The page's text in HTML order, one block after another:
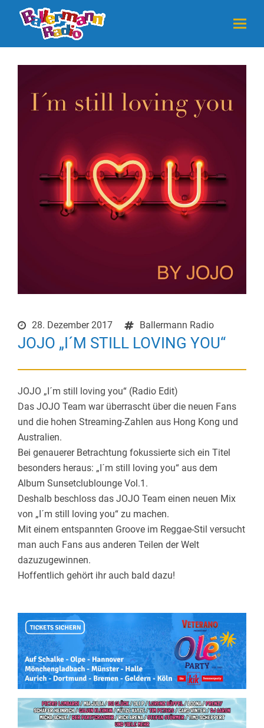
28. Dezember 2017 Ballermann Radio
JOJO „I´M STILL LOVING YOU“
JOJO „I´m still loving you“ (Radio Edit)
Das JOJO Team war überrascht über die neuen Fans
und die hohen Streaming-Zahlen aus Hong Kong und
Australien.
Bei genauerer Betrachtung fokussierte sich ein Titel
besonders heraus: „I´m still loving you“ aus dem
Album Sunsetclublounge Vol.1.
Deshalb beschloss das JOJO Team einen neuen Mix
von „I´m still loving you“ zu machen.
Mit einem entspannten Groove im Reggae-Stil versucht
man auch Fans aus anderen Teilen der Welt
dazuzugewinnen.
Hoffentlich gehört ihr auch bald dazu!